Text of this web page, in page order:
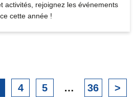
activités, rejoignez les événements
cette année !
4 5 … 36 >